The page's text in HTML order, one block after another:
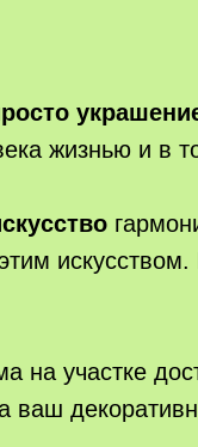
жизнью и в
искусством.
на участке
ваш